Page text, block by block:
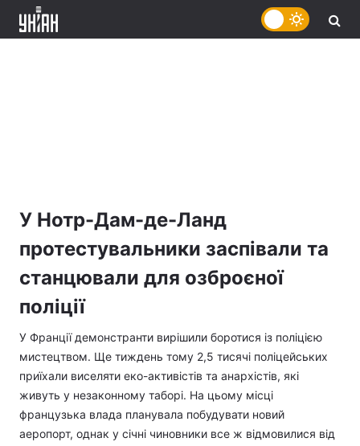
У Нотр-Дам-де-Ланд
протестувальники заспівали та
станцювали для озброєної
поліції
У Франції демонстранти вирішили боротися із поліцією
мистецтвом. Ще тиждень тому 2,5 тисячі поліцейських
приїхали виселяти еко-активістів та анархістів, які
живуть у незаконному таборі. На цьому місці
французька влада планувала побудувати новий
аеропорт, однак у січні чиновники все ж відмовилися від